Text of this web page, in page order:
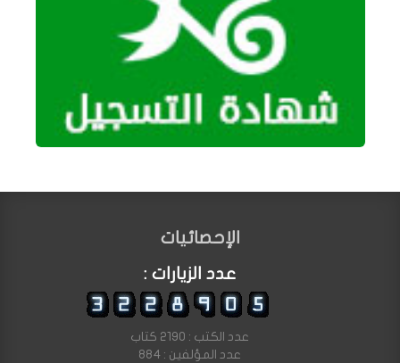
الإحصائيات
عدد الزيارات :
عدد الكتب : 2190 كتاب
عدد المؤلفين : 884